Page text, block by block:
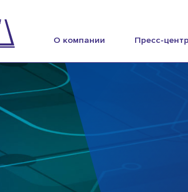
О компании Пресс-центр